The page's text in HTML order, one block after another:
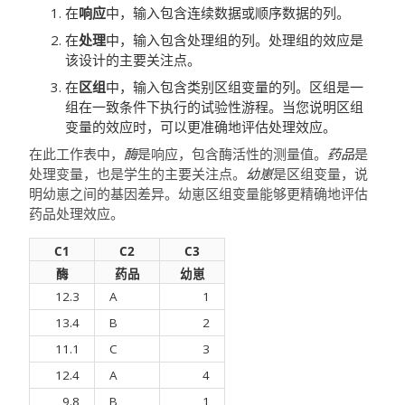
在响应中，输入包含连续数据或顺序数据的列。
在处理中，输入包含处理组的列。处理组的效应是
该设计的主要关注点。
在区组中，输入包含类别区组变量的列。区组是一
组在一致条件下执行的试验性游程。当您说明区组
变量的效应时，可以更准确地评估处理效应。
在此工作表中， 酶是响应，包含酶活性的测量值。 药品是
处理变量，也是学生的主要关注点。 幼崽是区组变量，说
明幼崽之间的基因差异。幼崽区组变量能够更精确地评估
药品处理效应。
C1 C2
C3
酶
药品
幼崽
12.3
A
1
13.4
B
2
11.1
C
3
12.4
A
4
9.8
B 1